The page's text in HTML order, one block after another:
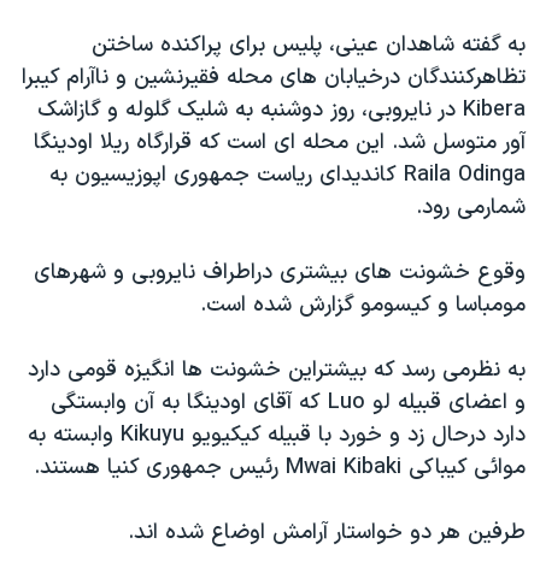
فرهنگ و زندگی
حقوق شهروندی
اقتصادی
علم و فناوری
اسرائیل در جنگ
گالری عکس
آرشیو پخش زنده
مستندها
انتخابات ریاست جمهوری آمریکا ۲۰۲۴
حمله جمهوری اسلامی به اسرائیل
رمز مهسا
ورزش زنان در ایران
اعتراضات زن، زندگی، آزادی
مجموعه مستندهای دادخواهی
دادگاه حمید نوری
چهل سال گروگان‌گیری
قانون شفافیت دارائی کادر رهبری ایران
اعتراضات مردمی آبان ۹۸
دنبال کنید
زبانهای مختلف
به گفته شاهدان عينی، پليس برای پراکنده ساختن
تظاهرکنندگان درخيابان های محله فقيرنشين و ناآرام کيبرا
Kibera در نايروبی، روز دوشنبه به شليک گلوله و گازاشک
آور متوسل شد. اين محله ای است که قرارگاه ريلا اودينگا
Raila Odinga کانديدای رياست جمهوری اپوزيسيون به
شمارمی رود.
وقوع خشونت های بيشتری دراطراف نايروبی و شهرهای
مومباسا و کيسومو گزارش شده است.
به نظرمی رسد که بيشتراين خشونت ها انگيزه قومی دارد
و اعضای قبيله لو Luo که آقای اودينگا به آن وابستگی
دارد درحال زد و خورد با قبيله کيکيويو Kikuyu وابسته به
موائی کيباکی Mwai Kibaki رئيس جمهوری کنيا هستند.
طرفين هر دو خواستار آرامش اوضاع شده اند.